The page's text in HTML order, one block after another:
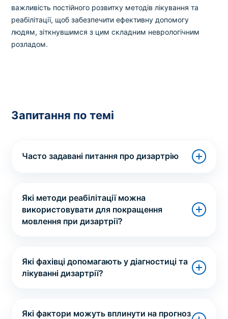
важливість постійного розвитку методів лікування та
реабілітації, щоб забезпечити ефективну допомогу
людям, зіткнувшимся з цим складним неврологічним
розладом.
Запитання по темі
Часто задавані питання про дизартрію
Які методи реабілітації можна
використовувати для покращення
мовлення при дизартрії?
Які фахівці допомагають у діагностиці та
лікуванні дизартрії?
Які фактори можуть вплинути на прогноз